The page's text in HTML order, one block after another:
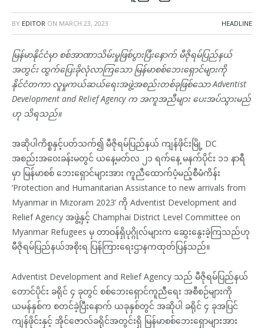
BY EDITOR ON MARCH 23, 2023 HEADLINE
မြန်မာနိုင်ငံမှာ စစ်အာဏာသိမ်းမှုဖြစ်ပွားပြီးနောက် မီဇိုရမ်ပြည်နယ်
အတွင်း ထွက်ပြေးခိုလုံလာကြသော မြန်မာစစ်ဘေးရှောင်များကို
နိုင်ငံတကာ လူမှုကယ်ဆယ်ရေးအဖွဲ့အစည်းတစ်ခုဖြစ်သော Adventist
Development and Relief Agency က အကူအညီများ ပေးအပ်သွားမည်
ဟု သိရသည်။
အဆိုပါကိစ္စနှင့်ပတ်သက်၍ မီဇိုရမ်ပြည်နယ် ကျန်ဖိုင်းမြို့ DC
အစည်းအဝေးခန်းမတွင် ယနေ့မတ်လ ၂၁ ရက်နေ့ မနက်ပိုင်း ၁၁ နာရီ
မှာ မြန်မာစစ် ဘေးရှောင်များအား ကူညီထောက်ပံ့မည့်စီမံကိန်း
‘Protection and Humanitarian Assistance to new arrivals from
Myanmar in Mizoram 2023’ ကို Adventist Development and
Relief Agency အဖွဲ့နှင့် Champhai District Level Committee on
Myanmar Refugees မှ တာဝန်ရှိပုဂ္ဂိုလ်များက ဆွေးနွေးခဲ့ကြသည်ဟု
မီဇိုရမ်ပြည်နယ်အစိုးရ ပြန်ကြားရေးဌာနကထုတ်ပြန်သည်။
Adventist Development and Relief Agency သည် မီဇိုရမ်ပြည်နယ်
တောင်ပိုင်း ခရိုင် ၄ ခုတွင် စစ်ဘေးရှောင်ကူညီရေး အစီစဉ်များကို
ယမန်နှစ်က စတင်ခဲ့ပြီးနောက် ယခုနှစ်တွင် အဆိုပါ ခရိုင် ၄ ခုအပြင်
ကျန်ဖိုင်းနှင့် အိုင်ဇောလ်ခရိုင်အတွင်းရှိ မြန်မာစစ်ဘေးရှောများအား